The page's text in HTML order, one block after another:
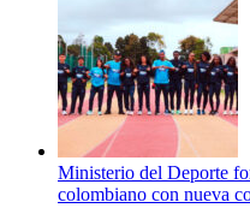
Ministerio del Deporte
colombiano con nueva